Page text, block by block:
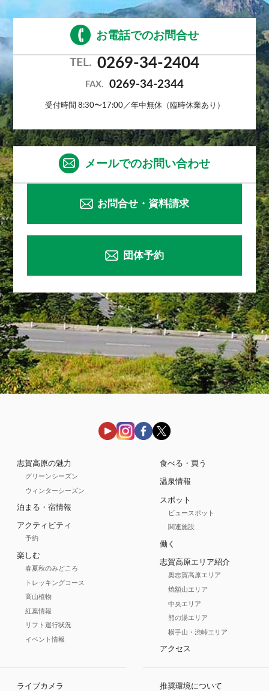
お電話でのお問合せ
TEL. 0269-34-2404
FAX. 0269-34-2344
受付時間 8:30〜17:00／年中無休（臨時休業あり）
メールでのお問い合わせ
お問合せ・資料請求
団体予約
志賀高原の魅力
グリーンシーズン
ウィンターシーズン
泊まる・宿情報
アクティビティ
予約
楽しむ
春夏秋のみどころ
トレッキングコース
高山植物
紅葉情報
リフト運行状況
イベント情報
食べる・買う
温泉情報
スポット
ビュースポット
関連施設
働く
志賀高原エリア紹介
奥志賀高原エリア
焼額山エリア
中央エリア
熊の湯エリア
横手山・渋峠エリア
アクセス
ライブカメラ 推奨環境について